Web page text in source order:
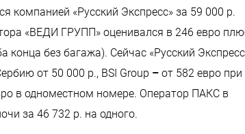
компанией «Русский Экспресс» за 59 000 р.
«ВЕДИ ГРУПП» оценивался в 246 евро
конца без багажа). Сейчас «Русский
от 50 000 р., BSI Group – от 582 евро при
в одноместном номере. Оператор ПАКС в
за 46 732 р. на одного.